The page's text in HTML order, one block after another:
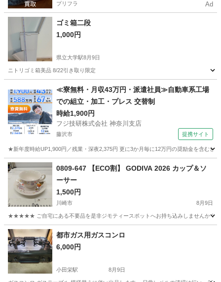
プリフラ Ad
ゴミ箱二段
1,000円
県立大学駅8月9日
ニトリゴミ箱美品 8/22引き取り限定
県立大学駅 その他
≪寮無料・月収43万円・派遣社員≫自動車系工場
での組立・加工・プレス 交替制
時給1,900円
フジ技研株式会社 神奈川支店
藤沢市 提携サイト
★新年度時給UP1,900円／残業・深夜2,375円 更に3か月毎に12万円の奨励金を含む
神奈川 藤沢市 0809-647 【ECO割】 GODIVA 2026 カップ＆ソ
ーサー
1,500円
川崎市 8月9日
★★★★★ ご自宅にある不要品を是非ジモティースポットへお持ち込みしませんか？
神奈川 川崎市 食器 現地
都市ガス用ガスコンロ
6,000円
小田栄駅 8月9日